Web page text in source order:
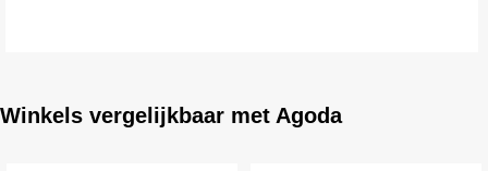
Winkels vergelijkbaar met Agoda